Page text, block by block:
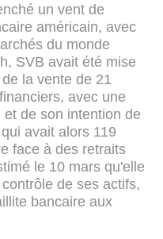
un vent de
américain, avec
du monde
SVB avait été mise
la vente de 21
avec une
de son intention de
avait alors 119
face à des retraits
le 10 mars qu'elle
de ses actifs,
bancaire aux